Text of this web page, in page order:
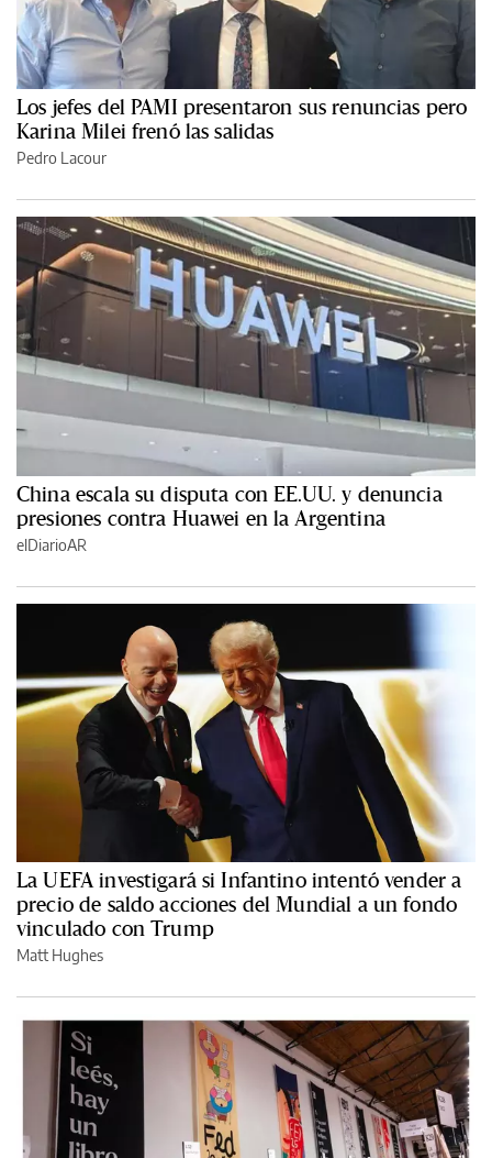
Los jefes del PAMI presentaron sus renuncias pero
Karina Milei frenó las salidas
Pedro Lacour
China escala su disputa con EE.UU. y denuncia
presiones contra Huawei en la Argentina
elDiarioAR
La UEFA investigará si Infantino intentó vender a
precio de saldo acciones del Mundial a un fondo
vinculado con Trump
Matt Hughes